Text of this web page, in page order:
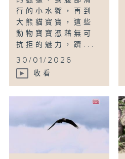
行的小水獺，再到
大熊貓寶寶，這些
動物寶寶憑藉無可
抗拒的魅力，躋...
30/01/2026
收看